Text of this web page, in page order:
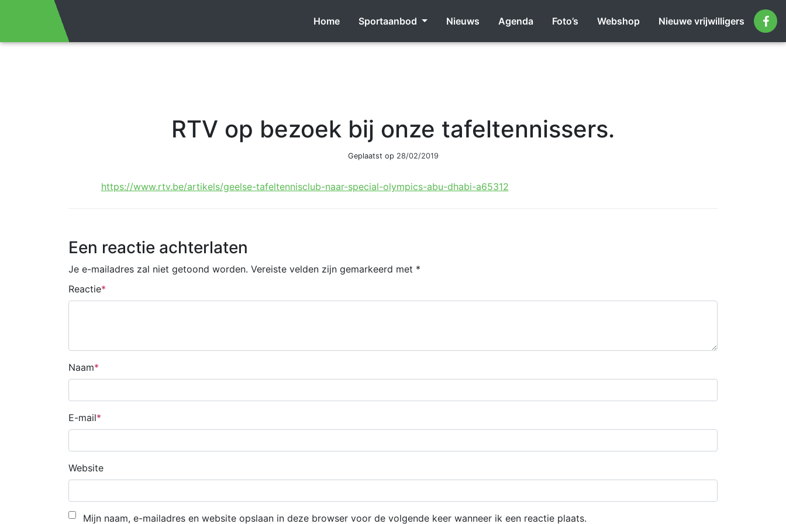
Home Sportaanbod Nieuws Agenda Foto’s Webshop Nieuwe vrijwilligers
RTV op bezoek bij onze tafeltennissers.
Geplaatst op 28/02/2019
https://www.rtv.be/artikels/geelse-tafeltennisclub-naar-special-olympics-abu-dhabi-a65312
Een reactie achterlaten
Je e-mailadres zal niet getoond worden. Vereiste velden zijn gemarkeerd met *
Reactie
Naam
E-mail
Website
Mijn naam, e-mailadres en website opslaan in deze browser voor de volgende keer wanneer ik een reactie plaats.